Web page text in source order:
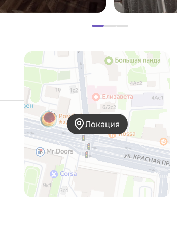
Локация